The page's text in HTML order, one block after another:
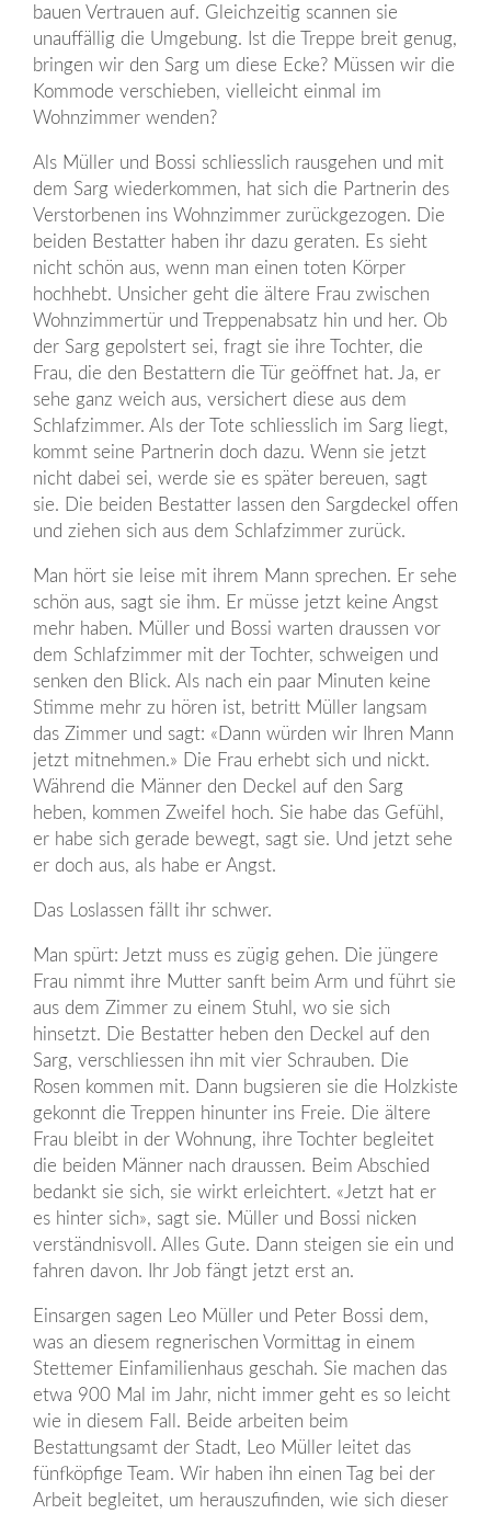
bauen Vertrauen auf. Gleichzeitig scannen sie
unauffällig die Umgebung. Ist die Treppe breit genug,
bringen wir den Sarg um diese Ecke? Müssen wir die
Kommode verschieben, vielleicht einmal im
Wohnzimmer wenden?
Als Müller und Bossi schliesslich rausgehen und mit
dem Sarg wiederkommen, hat sich die Partnerin des
Verstorbenen ins Wohnzimmer zurückgezogen. Die
beiden Bestatter haben ihr dazu geraten. Es sieht
nicht schön aus, wenn man einen toten Körper
hochhebt. Unsicher geht die ältere Frau zwischen
Wohnzimmertür und Treppenabsatz hin und her. Ob
der Sarg gepolstert sei, fragt sie ihre Tochter, die
Frau, die den Bestattern die Tür geöffnet hat. Ja, er
sehe ganz weich aus, versichert diese aus dem
Schlafzimmer. Als der Tote schliesslich im Sarg liegt,
kommt seine Partnerin doch dazu. Wenn sie jetzt
nicht dabei sei, werde sie es später bereuen, sagt
sie. Die beiden Bestatter lassen den Sargdeckel offen
und ziehen sich aus dem Schlafzimmer zurück.
Man hört sie leise mit ihrem Mann sprechen. Er sehe
schön aus, sagt sie ihm. Er müsse jetzt keine Angst
mehr haben. Müller und Bossi warten draussen vor
dem Schlafzimmer mit der Tochter, schweigen und
senken den Blick. Als nach ein paar Minuten keine
Stimme mehr zu hören ist, betritt Müller langsam
das Zimmer und sagt: «Dann würden wir Ihren Mann
jetzt mitnehmen.» Die Frau erhebt sich und nickt.
Während die Männer den Deckel auf den Sarg
heben, kommen Zweifel hoch. Sie habe das Gefühl,
er habe sich gerade bewegt, sagt sie. Und jetzt sehe
er doch aus, als habe er Angst.
Das Loslassen fällt ihr schwer.
Man spürt: Jetzt muss es zügig gehen. Die jüngere
Frau nimmt ihre Mutter sanft beim Arm und führt sie
aus dem Zimmer zu einem Stuhl, wo sie sich
hinsetzt. Die Bestatter heben den Deckel auf den
Sarg, verschliessen ihn mit vier Schrauben. Die
Rosen kommen mit. Dann bugsieren sie die Holzkiste
gekonnt die Treppen hinunter ins Freie. Die ältere
Frau bleibt in der Wohnung, ihre Tochter begleitet
die beiden Männer nach draussen. Beim Abschied
bedankt sie sich, sie wirkt erleichtert. «Jetzt hat er
es hinter sich», sagt sie. Müller und Bossi nicken
verständnisvoll. Alles Gute. Dann steigen sie ein und
fahren davon. Ihr Job fängt jetzt erst an.
Einsargen sagen Leo Müller und Peter Bossi dem,
was an diesem regnerischen Vormittag in einem
Stettemer Einfamilienhaus geschah. Sie machen das
etwa 900 Mal im Jahr, nicht immer geht es so leicht
wie in diesem Fall. Beide arbeiten beim
Bestattungsamt der Stadt, Leo Müller leitet das
fünfköpfige Team. Wir haben ihn einen Tag bei der
Arbeit begleitet, um herauszufinden, wie sich dieser